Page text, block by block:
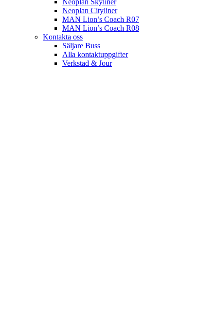
Neoplan Skyliner
Neoplan Cityliner
MAN Lion’s Coach R07
MAN Lion’s Coach R08
Kontakta oss
Säljare Buss
Alla kontaktuppgifter
Verkstad & Jour